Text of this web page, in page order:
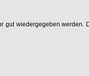
wiedergegeben werden.